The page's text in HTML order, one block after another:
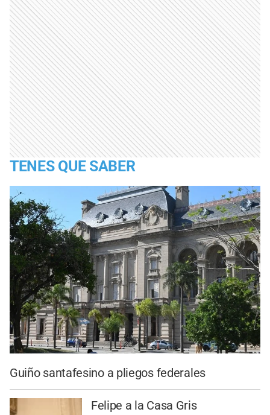
TENES QUE SABER
Guiño santafesino a pliegos federales
Felipe a la Casa Gris